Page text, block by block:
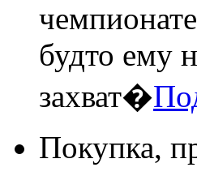
будто ему
захват�
Покупка,